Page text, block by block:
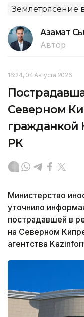
Землетрясение
Азамат
Автор
16:24, 04 Августа 2026
Северном
РК
Министерство
уточнило
пострадавшей в
на Северном
агентства